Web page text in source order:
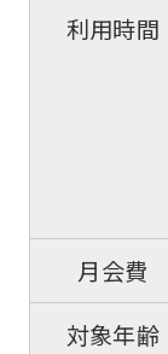
利用時間
月会費
対象年齢